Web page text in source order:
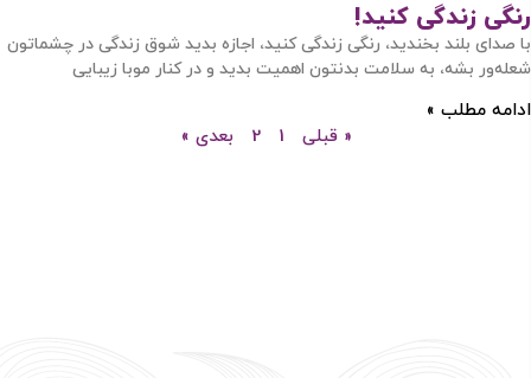
رنگی زندگی کنید!
با صدای بلند بخندید، رنگی زندگی کنید، اجازه بدید شوق زندگی در چشماتون
شعله‌ور بشه، به سلامت بدنتون اهمیت بدید و در کنار موبا زیبایی
ادامه مطلب »
« قبلی
1
2 بعدی »